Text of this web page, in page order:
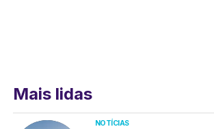
Mais lidas
NOTÍCIAS